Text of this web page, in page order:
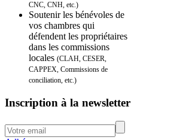
CNC, CNH, etc.)
Soutenir les bénévoles de
vos chambres qui
défendent les propriétaires
dans les commissions
locales (CLAH, CESER,
CAPPEX, Commissions de
conciliation, etc.)
Inscription à la newsletter